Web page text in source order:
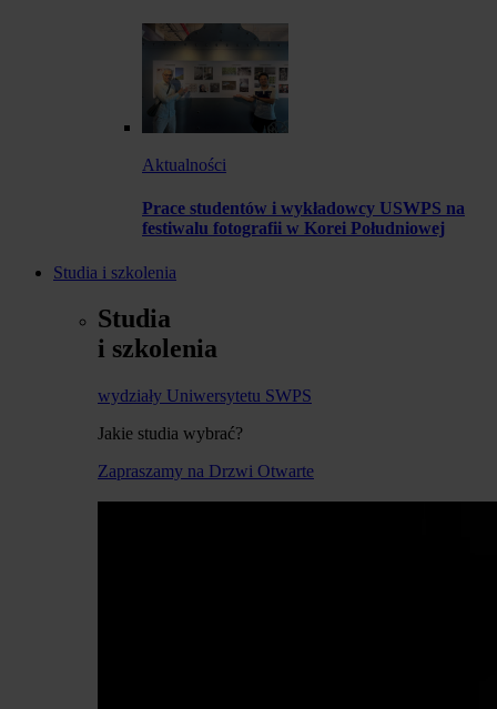
Aktualności
Prace studentów i wykładowcy USWPS na
festiwalu fotografii w Korei Południowej
Studia i szkolenia
Studia
i szkolenia
wydziały Uniwersytetu SWPS
Jakie studia wybrać?
Zapraszamy na Drzwi Otwarte